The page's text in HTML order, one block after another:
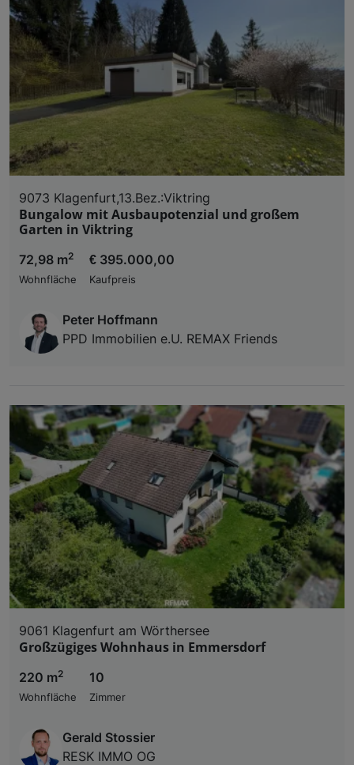
9073 Klagenfurt,13.Bez.:Viktring
Bungalow mit Ausbaupotenzial und großem
Garten in Viktring
72,98 m2
Wohnfläche
€ 395.000,00
Kaufpreis
Peter Hoffmann
PPD Immobilien e.U. REMAX Friends
9061 Klagenfurt am Wörthersee
Großzügiges Wohnhaus in Emmersdorf
220 m2
Wohnfläche
10
Zimmer
Gerald Stossier
RESK IMMO OG